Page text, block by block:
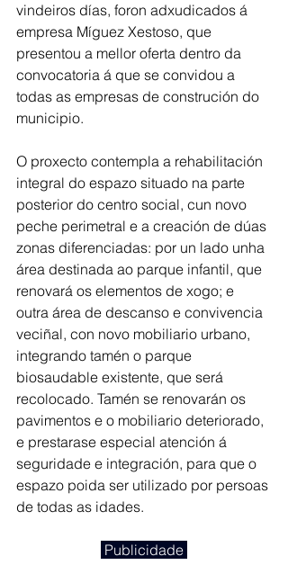
vindeiros días, foron adxudicados á
empresa Míguez Xestoso, que
presentou a mellor oferta dentro da
convocatoria á que se convidou a
todas as empresas de construción do
municipio.
O proxecto contempla a rehabilitación
integral do espazo situado na parte
posterior do centro social, cun novo
peche perimetral e a creación de dúas
zonas diferenciadas: por un lado unha
área destinada ao parque infantil, que
renovará os elementos de xogo; e
outra área de descanso e convivencia
veciñal, con novo mobiliario urbano,
integrando tamén o parque
biosaudable existente, que será
recolocado. Tamén se renovarán os
pavimentos e o mobiliario deteriorado,
e prestarase especial atención á
seguridade e integración, para que o
espazo poida ser utilizado por persoas
de todas as idades.
Publicidade